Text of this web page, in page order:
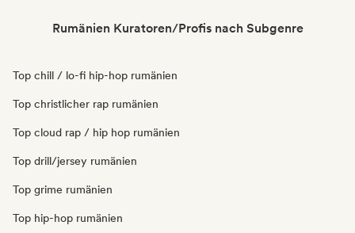
Rumänien Kuratoren/Profis nach Subgenre
Top chill / lo-fi hip-hop rumänien
Top christlicher rap rumänien
Top cloud rap / hip hop rumänien
Top drill/jersey rumänien
Top grime rumänien
Top hip-hop rumänien